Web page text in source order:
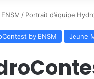
/ Portrait d’équipe
by ENSM Jeune